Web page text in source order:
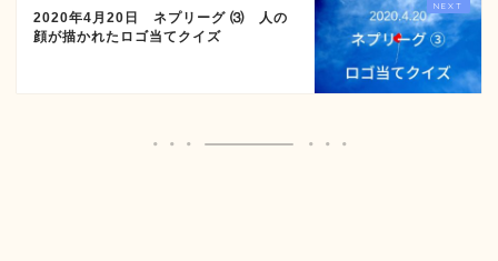
2020年4月20日 ネプリーグ ⑶ 人の
顔が描かれたロゴ当てクイズ